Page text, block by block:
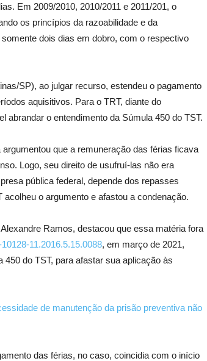
Em 2009/2010, 2010/2011 e 2011/201, o
os princípios da razoabilidade e da
dois dias em dobro, com o respectivo
SP), ao julgar recurso, estendeu o pagamento
aquisitivos. Para o TRT, diante do
abrandar o entendimento da Súmula 450 do TST.
que a remuneração das férias ficava
Logo, seu direito de usufruí-las não era
pública federal, depende dos repasses
o argumento e afastou a condenação.
Ramos, destacou que essa matéria fora
11.2016.5.15.0088, em março de 2021,
do TST, para afastar sua aplicação às
de manutenção da prisão preventiva não
das férias, no caso, coincidia com o início